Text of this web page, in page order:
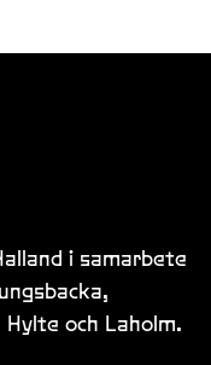
i samarbete
och Laholm.